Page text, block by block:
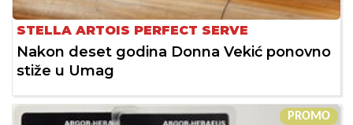
STELLA ARTOIS PERFECT SERVE
Nakon deset godina Donna Vekić ponovno
stiže u Umag
PROMO